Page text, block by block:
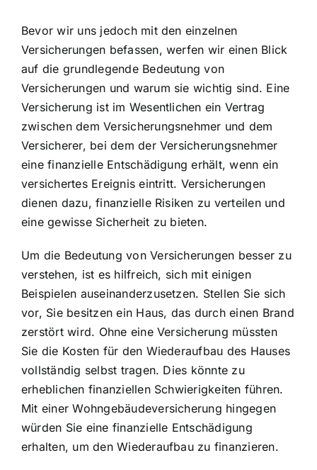
Bevor wir uns jedoch mit den einzelnen
Versicherungen befassen, werfen wir einen Blick
auf die grundlegende Bedeutung von
Versicherungen und warum sie wichtig sind. Eine
Versicherung ist im Wesentlichen ein Vertrag
zwischen dem Versicherungsnehmer und dem
Versicherer, bei dem der Versicherungsnehmer
eine finanzielle Entschädigung erhält, wenn ein
versichertes Ereignis eintritt. Versicherungen
dienen dazu, finanzielle Risiken zu verteilen und
eine gewisse Sicherheit zu bieten.
Um die Bedeutung von Versicherungen besser zu
verstehen, ist es hilfreich, sich mit einigen
Beispielen auseinanderzusetzen. Stellen Sie sich
vor, Sie besitzen ein Haus, das durch einen Brand
zerstört wird. Ohne eine Versicherung müssten
Sie die Kosten für den Wiederaufbau des Hauses
vollständig selbst tragen. Dies könnte zu
erheblichen finanziellen Schwierigkeiten führen.
Mit einer Wohngebäudeversicherung hingegen
würden Sie eine finanzielle Entschädigung
erhalten, um den Wiederaufbau zu finanzieren.